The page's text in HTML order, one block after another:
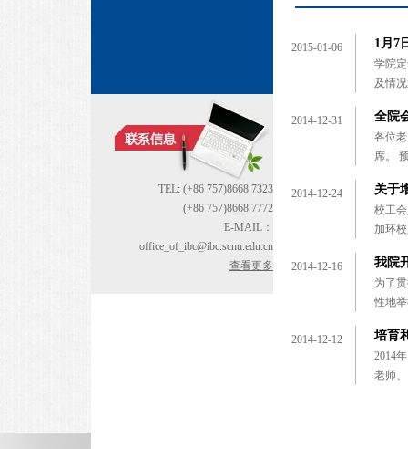
TEL: (+86 757)8668 7323
(+86 757)8668 7772
E-MAIL：
office_of_ibc@ibc.scnu.edu.cn
查看更多
2015-01-06 1月7
学院
及情
2014-12-31 全院
各位
席。
2014-12-24 关于
校工
加环
2014-12-16 我院
为了
性地
2014-12-12 培育
2014
老师